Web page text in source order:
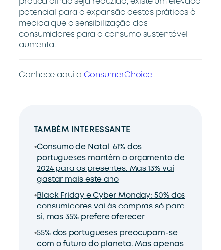
prática ainda seja reduzida, existe um elevado
potencial para a expansão destas práticas à
medida que a sensibilização dos
consumidores para o consumo sustentável
aumenta.
Conhece aqui a ConsumerChoice
TAMBÉM INTERESSANTE
Consumo de Natal: 61% dos
portugueses mantêm o orçamento de
2024 para os presentes. Mas 13% vai
gastar mais este ano
Black Friday e Cyber Monday: 50% dos
consumidores vai às compras só para
si, mas 35% prefere oferecer
55% dos portugueses preocupam-se
com o futuro do planeta. Mas apenas